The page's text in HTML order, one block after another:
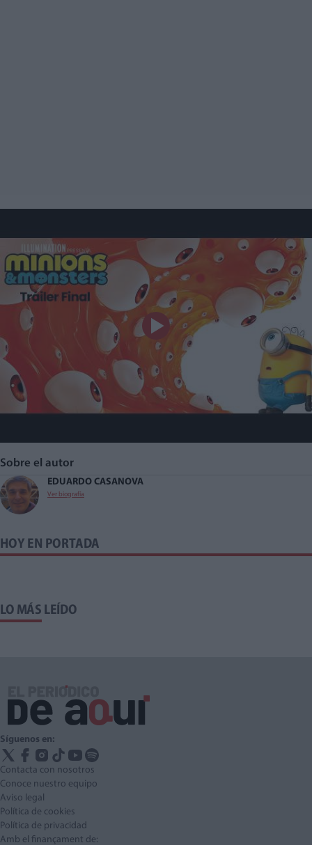
Sobre el autor
EDUARDO CASANOVA
Ver biografía
HOY EN PORTADA
LO MÁS LEÍDO
Síguenos en:
Contacta con nosotros
Conoce nuestro equipo
Aviso legal
Política de cookies
Política de privacidad
Amb el finançament de: